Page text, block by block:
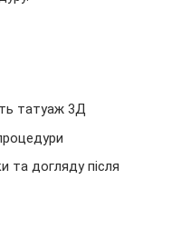
татуаж 3Д
та догляду після